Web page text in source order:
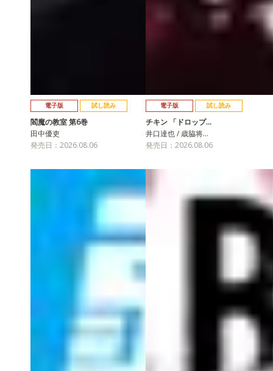
電子版 試し読み
閻魔の教室 第6巻
田中優吏
発売日：2026.08.06
電子版 試し読み
チキン 「ドロップ…
井口達也 / 歳脇将…
発売日：2026.08.06